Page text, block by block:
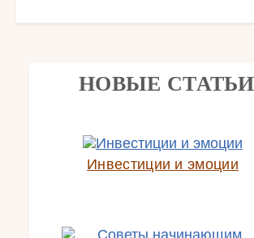
НОВЫЕ СТАТЬИ
Инвестиции и эмоции